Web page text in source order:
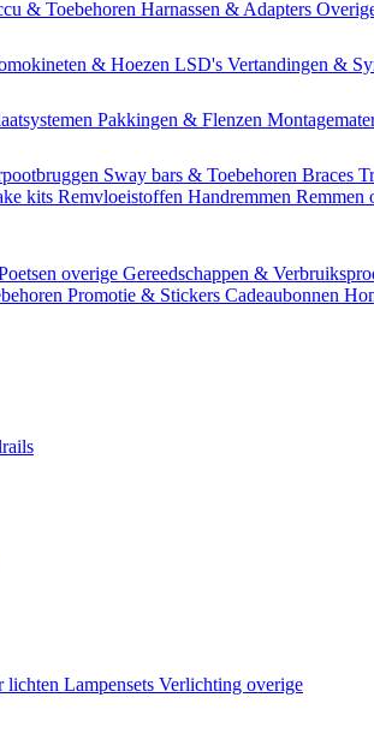
& Toebehoren Harnassen & Adapters
& Hoezen LSD's Vertandingen &
Pakkingen & Flenzen
Sway bars & Toebehoren Braces
kits Remvloeistoffen Handremmen Remmen
overige Gereedschappen &
Promotie & Stickers Cadeaubonnen
lichten Lampensets Verlichting overige